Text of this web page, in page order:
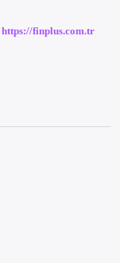
https://finplus.com.tr